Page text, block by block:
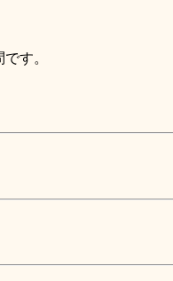
す。